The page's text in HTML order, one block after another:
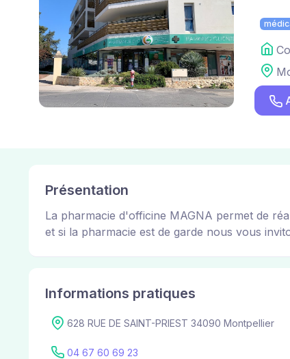
Présentation
La pharmacie d'officine MAGNA permet de
et si la pharmacie est de garde nous vous
Informations pratiques
628 RUE DE SAINT-PRIEST 34090 Montpellier
04 67 60 69 23